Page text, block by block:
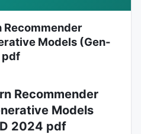
Recommender
Models (Gen-
pdf
Recommender
Models
2024 pdf